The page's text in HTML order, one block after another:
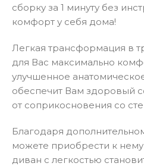
сборку за 1 минуту без
комфорт у себя дома!
Легкая трансформация в
для Вас максимально
улучшенное
обеспечит Вам здоровый
от соприкосновения со
Благодаря
можете приобрести к
диван с легкостью